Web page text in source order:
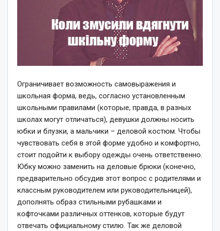
Ограничивает возможность самовыражения и
школьная форма, ведь, согласно установленным
школьными правилами (которые, правда, в разных
школах могут отличаться), девушки должны носить
юбки и блузки, а мальчики – деловой костюм. Чтобы
чувствовать себя в этой форме удобно и комфортно,
стоит подойти к выбору одежды очень ответственно.
Юбку можно заменить на деловые брюки (конечно,
предварительно обсудив этот вопрос с родителями и
классным руководителем или руководительницей),
дополнять образ стильными рубашками и
кофточками различных оттенков, которые будут
отвечать официальному стилю. Так же деловой